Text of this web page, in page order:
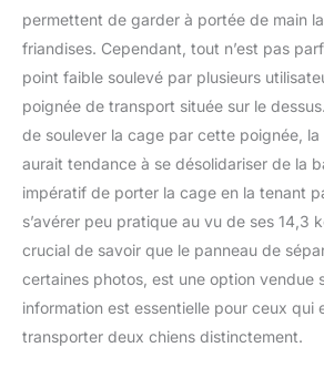
permettent de garder à portée de main
friandises. Cependant, tout n’est pas
point faible soulevé par plusieurs
poignée de transport située sur le
de soulever la cage par cette poignée,
aurait tendance à se désolidariser de la
impératif de porter la cage en la tenant
s’avérer peu pratique au vu de ses 14,3
crucial de savoir que le panneau de
certaines photos, est une option vendue
information est essentielle pour ceux qui
transporter deux chiens distinctement.